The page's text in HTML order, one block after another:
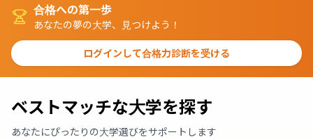
合格への第一歩
あなたの夢の大学、見つけよう！
ログインして合格力診断を受ける
ベストマッチな大学を探す
あなたにぴったりの大学選びをサポートします